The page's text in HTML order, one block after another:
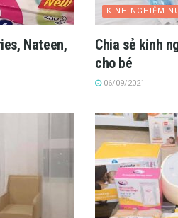
Nateen,
KINH NGHIỆM
Chia sẻ kinh
cho bé
06/09/2021